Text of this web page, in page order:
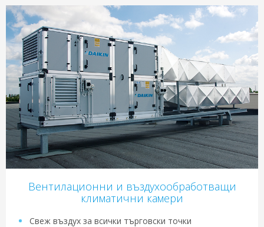
Вентилационни и въздухообработващи
климатични камери
Свеж въздух за всички търговски точки